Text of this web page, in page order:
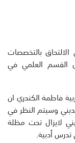
بالتخصصات
القسم العلمي في
فاطمة الكندري ان
وسيتم النظر في
لايزال تحت مظلة
تدرس أدبية.